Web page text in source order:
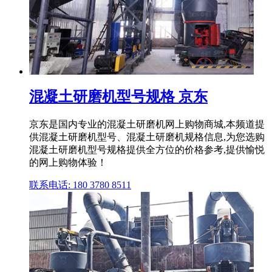
混凝土研磨机型号规格 京东
京东是国内专业的混凝土研磨机网上购物商城,本频道提
供混凝土研磨机型号、混凝土研磨机规格信息,为您选购
混凝土研磨机型号规格提供全方位的价格参考,提供愉悦
的网上购物体验！
联系电话: 180 3780 8511